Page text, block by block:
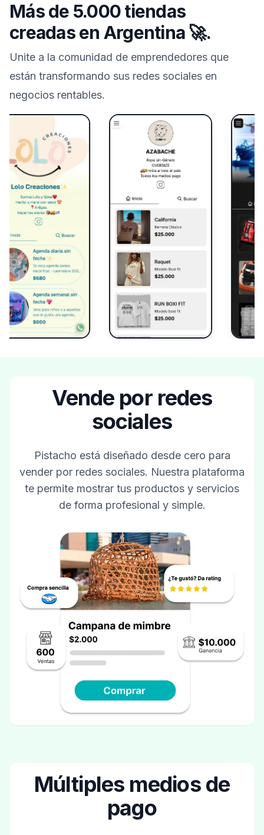
Más de 5.000 tiendas
creadas en Argentina🚀.
Unite a la comunidad de emprendedores que
están transformando sus redes sociales en
negocios rentables.
Vende por redes
sociales
Pistacho está diseñado desde cero para
vender por redes sociales. Nuestra plataforma
te permite mostrar tus productos y servicios
de forma profesional y simple.
Múltiples medios de
pago